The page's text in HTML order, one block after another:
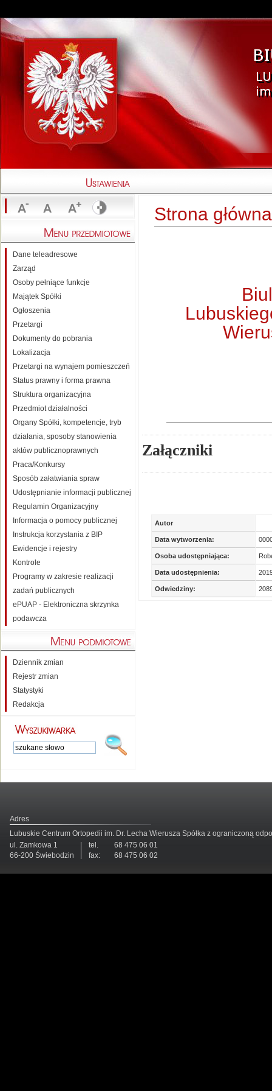
Strona główna
Załączniki
Autor
Data wytworzenia:
Osoba udostępniająca:
Data udostępnienia:
Odwiedziny:
Dane teleadresowe
Zarząd
Osoby pełniące funkcje
Majątek Spółki
Ogłoszenia
Przetargi
Dokumenty do pobrania
Lokalizacja
Przetargi na wynajem pomieszczeń
Status prawny i forma prawna
Struktura organizacyjna
Przedmiot działalności
Organy Spółki, kompetencje, tryb
działania, sposoby stanowienia
aktów publicznoprawnych
Praca/Konkursy
Sposób załatwiania spraw
Udostępnianie informacji publicznej
Regulamin Organizacyjny
Informacja o pomocy publicznej
Instrukcja korzystania z BIP
Ewidencje i rejestry
Kontrole
Programy w zakresie realizacji
zadań publicznych
ePUAP - Elektroniczna skrzynka
podawcza
Dziennik zmian
Rejestr zmian
Statystyki
Redakcja
Adres
Lubuskie Centrum Ortopedii im. Dr. Lecha Wierusza Spółka z ograniczoną
ul. Zamkowa 1
66-200 Świebodzin
tel.
68 475 06 01
fax:
68 475 06 02